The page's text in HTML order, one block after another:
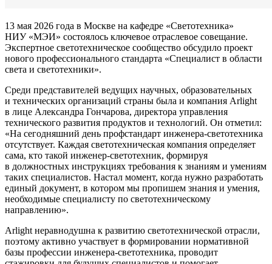
13 мая 2026 года в Москве на кафедре «Светотехника»
НИУ «МЭИ» состоялось ключевое отраслевое совещание.
Экспертное светотехническое сообщество обсудило проект
нового профессионального стандарта «Специалист в области
света и светотехники».
Среди представителей ведущих научных, образовательных
и технических организаций страны была и компания Arlight
в лице Александра Гончарова, директора управления
технического развития продуктов и технологий. Он отметил:
«На сегодняшний день профстандарт инженера-светотехника
отсутствует. Каждая светотехническая компания определяет
сама, кто такой инженер-светотехник, формируя
в должностных инструкциях требования к знаниям и умениям
таких специалистов. Настал момент, когда нужно разработать
единый документ, в котором мы пропишем знания и умения,
необходимые специалисту по светотехническому
направлению».
Arlight неравнодушна к развитию светотехнической отрасли,
поэтому активно участвует в формировании нормативной
базы профессии инженера-светотехника, проводит